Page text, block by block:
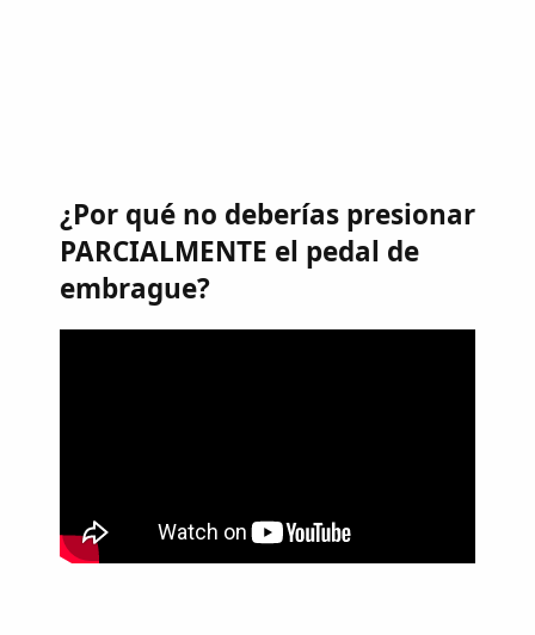
¿Por qué no deberías presionar
PARCIALMENTE el pedal de
embrague?